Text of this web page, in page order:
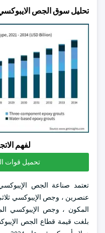
تحليل سوق الجص
لفهم
تحميل قوات
تعتمد صناعة الجص
عنصرين ، وجص الإيبوكسي
المكون ، وجص الإيبوكسي